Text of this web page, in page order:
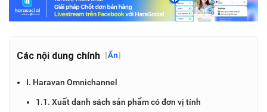
Các nội dung chính [Ẩn]
I. Haravan Omnichannel
1.1. Xuất danh sách sản phẩm có đơn vị tính